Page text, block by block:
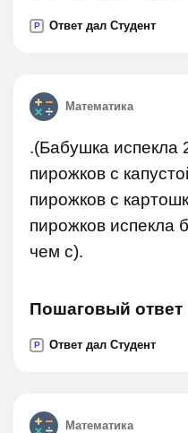
P Ответ дал Студент
Математика
.(Бабушка испекла
пирожков с
пирожков с
пирожков испекла
чем с).
Пошаговый ответ
P Ответ дал Студент
Математика